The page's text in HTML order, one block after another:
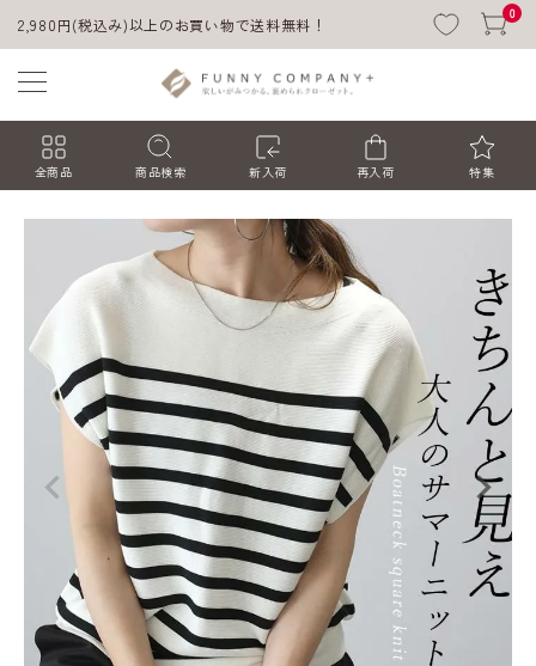
2,980円(税込み)以上のお買い物で送料無料！
0
全商品 商品検索 新入荷 再入荷 特集
ACCOUNT MENU
ようこそ ゲスト 様
会員登録